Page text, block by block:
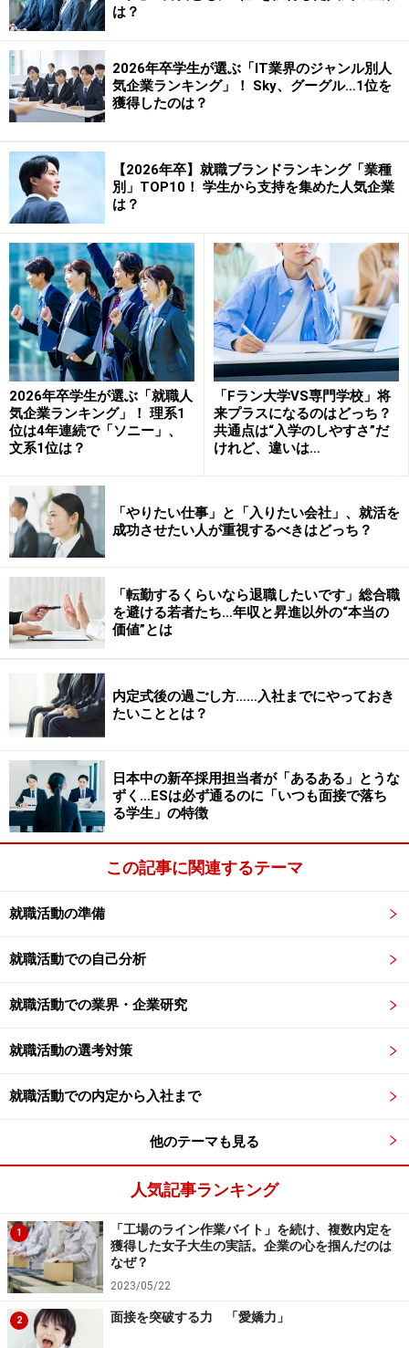
※今回は、大学新卒からニートに至るケースをテ
ーマにしていています。大卒以外（中卒や高
卒、そして一旦社会人になってから）でもニー
トになるケースはあります。
※写真提供：FotoStyles
※記事内容は執筆時点のものです。最新の内容をご確認くださ
い。
次のページへ
は？
2026年卒学生が選ぶ「IT業界のジャンル別人
気企業ランキング」！ Sky、グーグル…1位を
獲得したのは？
【2026年卒】就職ブランドランキング「業種
別」TOP10！ 学生から支持を集めた人気企業
は？
2026年卒学生が選ぶ「就職人
気企業ランキング」！ 理系1
位は4年連続で「ソニー」、
文系1位は？
「Fラン大学VS専門学校」将
来プラスになるのはどっち？
共通点は“入学のしやすさ”だ
けれど、違いは…
「やりたい仕事」と「入りたい会社」、就活を
成功させたい人が重視するべきはどっち？
「転勤するくらいなら退職したいです」総合職
を避ける若者たち…年収と昇進以外の“本当の
価値”とは
内定式後の過ごし方……入社までにやっておき
たいこととは？
日本中の新卒採用担当者が「あるある」とうな
ずく…ESは必ず通るのに「いつも面接で落ち
る学生」の特徴
この記事に関連するテーマ
就職活動の準備
就職活動での自己分析
就職活動での業界・企業研究
就職活動の選考対策
就職活動での内定から入社まで
他のテーマも見る
人気記事ランキング
1
「工場のライン作業バイト」を続け、複数内定を
獲得した女子大生の実話。企業の心を掴んだのは
なぜ？
2023/05/22
2 面接を突破する力 「愛嬌力」